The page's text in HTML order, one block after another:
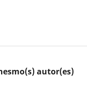
autor(es)